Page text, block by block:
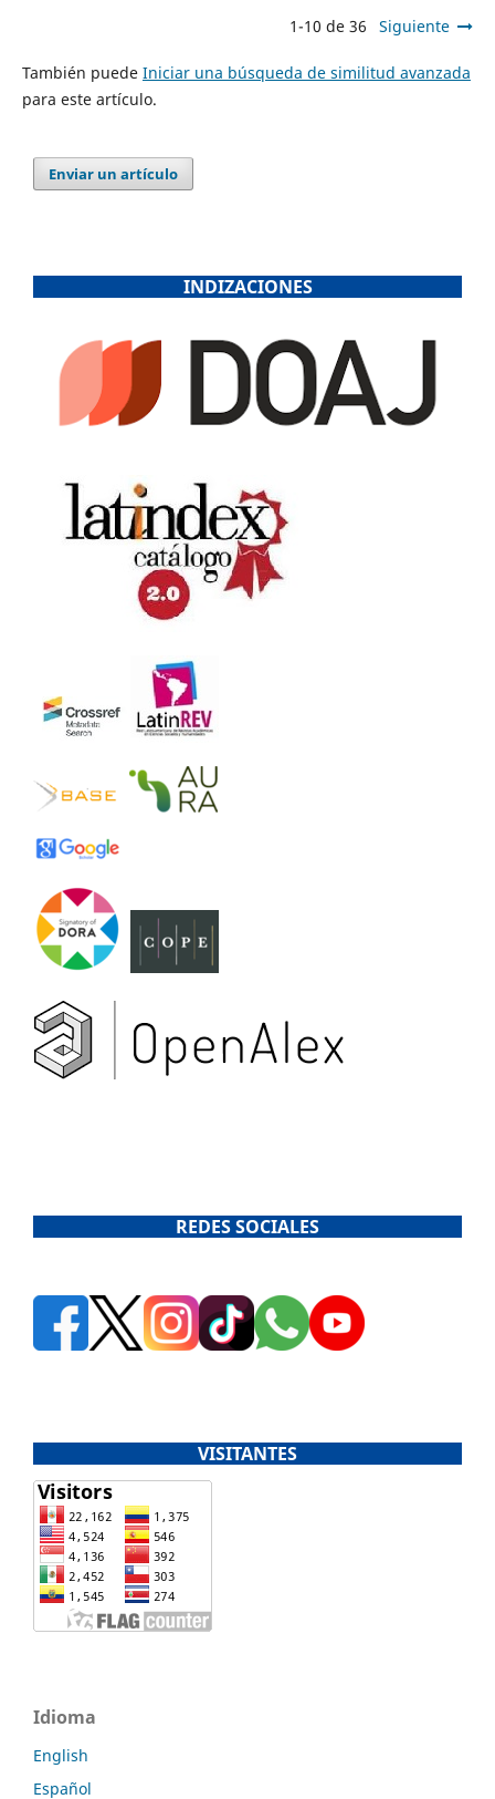
1-10 de 36 Siguiente
También puede Iniciar una búsqueda de similitud avanzada
para este artículo.
Enviar un artículo
INDIZACIONES
REDES SOCIALES
VISITANTES
Idioma
English
Español